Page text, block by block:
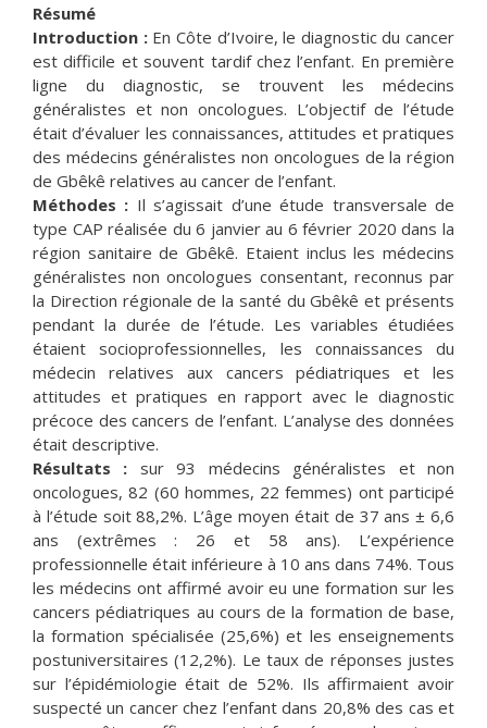
Résumé
Introduction :En Côte d’Ivoire, le diagnostic du cancer
est difficile et souvent tardif chez l’enfant. En première
ligne du diagnostic, se trouvent les médecins
généralistes et non oncologues. L’objectif de l’étude
était d’évaluer les connaissances, attitudes et pratiques
des médecins généralistes non oncologues de la région
de Gbêkê relatives au cancer de l’enfant.
Méthodes : Il s’agissait d’une étude transversale de
type CAP réalisée du 6 janvier au 6 février 2020 dans la
région sanitaire de Gbêkê. Etaient inclus les médecins
généralistes non oncologues consentant, reconnus par
la Direction régionale de la santé du Gbêkê et présents
pendant la durée de l’étude. Les variables étudiées
étaient socioprofessionnelles, les connaissances du
médecin relatives aux cancers pédiatriques et les
attitudes et pratiques en rapport avec le diagnostic
précoce des cancers de l’enfant. L’analyse des données
était descriptive.
Résultats : sur 93 médecins généralistes et non
oncologues, 82 (60 hommes, 22 femmes) ont participé
à l’étude soit 88,2%. L’âge moyen était de 37 ans ± 6,6
ans (extrêmes : 26 et 58 ans). L’expérience
professionnelle était inférieure à 10 ans dans 74%. Tous
les médecins ont affirmé avoir eu une formation sur les
cancers pédiatriques au cours de la formation de base,
la formation spécialisée (25,6%) et les enseignements
postuniversitaires (12,2%). Le taux de réponses justes
sur l’épidémiologie était de 52%. Ils affirmaient avoir
suspecté un cancer chez l’enfant dans 20,8% des cas et